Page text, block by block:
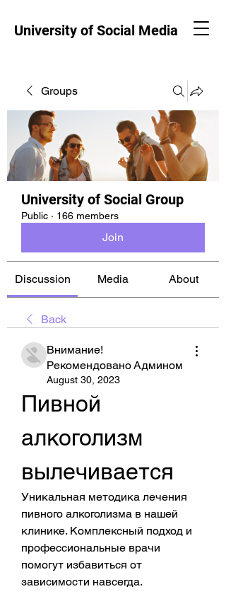
University of Social Media
Groups
University of Social Group
Public · 166 members
Join
Discussion Media About
Back
Внимание!
Рекомендовано Админом
August 30, 2023
Пивной
алкоголизм
вылечивается
Уникальная методика лечения
пивного алкоголизма в нашей
клинике. Комплексный подход и
профессиональные врачи
помогут избавиться от
зависимости навсегда.